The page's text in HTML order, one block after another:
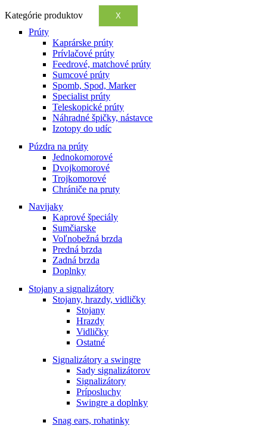
Kategórie produktov X
Prúty
Kaprárske prúty
Prívlačové prúty
Feedrové, matchové prúty
Sumcové prúty
Spomb, Spod, Marker
Specialist prúty
Teleskopické prúty
Náhradné špičky, nástavce
Izotopy do udíc
Púzdra na prúty
Jednokomorové
Dvojkomorové
Trojkomorové
Chrániče na pruty
Navijaky
Kaprové špeciály
Sumčiarske
Voľnobežná brzda
Predná brzda
Zadná brzda
Doplnky
Stojany a signalizátory
Stojany, hrazdy, vidličky
Stojany
Hrazdy
Vidličky
Ostatné
Signalizátory a swingre
Sady signalizátorov
Signalizátory
Príposluchy
Swingre a doplnky
Snag ears, rohatinky